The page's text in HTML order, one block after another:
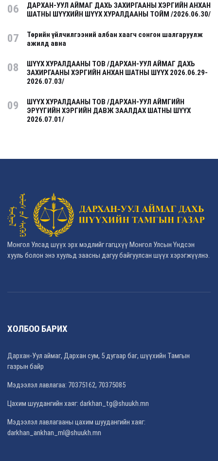
06
ДАРХАН-УУЛ АЙМАГ ДАХЬ ЗАХИРГААНЫ ХЭРГИЙН АНХАН
ШАТНЫ ШҮҮХИЙН ШҮҮХ ХУРАЛДААНЫ ТОЙМ /2026.06.30/
07
Төрийн үйлчилгээний албан хаагч сонгон шалгаруулж
ажилд авна
08
ШҮҮХ ХУРАЛДААНЫ ТОВ /ДАРХАН-УУЛ АЙМАГ ДАХЬ
ЗАХИРГААНЫ ХЭРГИЙН АНХАН ШАТНЫ ШҮҮХ 2026.06.29-
2026.07.03/
09
ШҮҮХ ХУРАЛДААНЫ ТОВ /ДАРХАН-УУЛ АЙМГИЙН
ЭРҮҮГИЙН ХЭРГИЙН ДАВЖ ЗААЛДАХ ШАТНЫ ШҮҮХ
2026.07.01/
Монгол Улсад шүүх эрх мэдлийг гагцхүү Монгол Улсын Үндсэн
хууль болон энэ хуульд заасны дагуу байгуулсан шүүх хэрэгжүүлнэ.
ХОЛБОО БАРИХ
Дархан-Уул аймаг, Дархан сум, 5 дугаар баг, шүүхийн Тамгын
газрын байр
Мэдээлэл лавлагаа: 70375162, 70375085
Цахим шуудангийн хаяг: darkhan_tg@shuukh.mn
Мэдээлэл лавлагааны цахим шуудангийн хаяг:
darkhan_ankhan_ml@shuukh.mn